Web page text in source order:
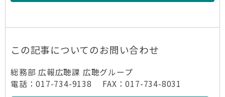
この記事についてのお問い合わせ
総務部 広報広聴課 広聴グループ
電話：017-734-9138 FAX：017-734-8031